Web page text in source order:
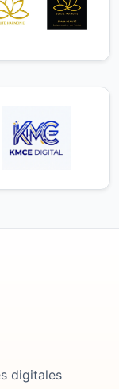
digitales